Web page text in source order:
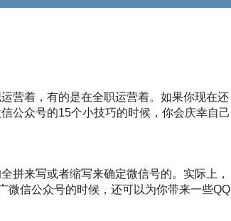
营着，有的是在全职运营着。如果你现在还
公众号的15个小技巧的时候，你会庆幸自己
拼来写或者缩写来确定微信号的。实际上，
微信公众号的时候，还可以为你带来一些QQ